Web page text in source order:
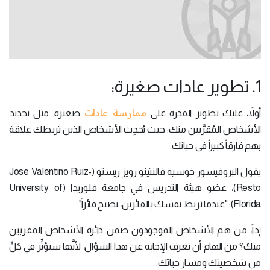
1. تطوير عادات صغيرة:
أولاً، عليك تطوير القدرة على ممارسة عادات صغيرة، مثل تحديد
الأشخاص المُقرَّبين منك؛ حيث يُحدِث الأشخاص الذين تربطك علاقة
بهم فارقاً كبيراً في حياتك.
يقول البروفيسور خوسيه فالنتينو رويز ريستو (Jose Valentino Ruiz-
Resto)، عضو هيئة التدريس في جامعة فلوريدا (University of
Florida): "عندما تربط نفسك بالفائزين، تصبح فائزاً".
إذاً، من هم الأشخاص الموجودون ضمن دائرة الأشخاص المقربين
منك؟ من الهام أن تعرف الإجابة عن هذا السؤال، لأنَّها ستؤثِّر في كلٍّ
من شخصيتك ومسار حياتك.